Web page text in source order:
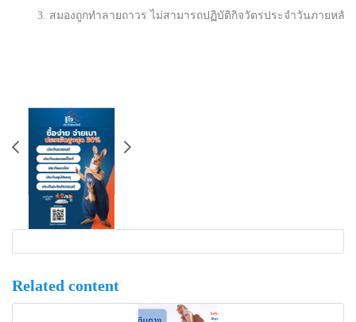
3. สมองถูกทำลายถาวร ไม่สามารถปฏิบัติกิจวัตรประจำวันภายหลั
Related content